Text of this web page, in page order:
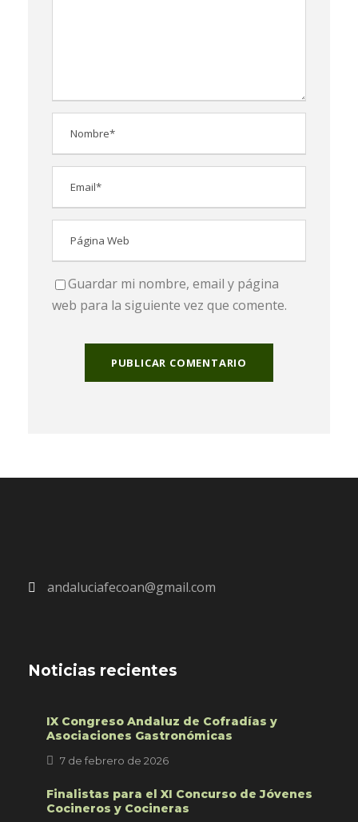
Guardar mi nombre, email y página
web para la siguiente vez que comente.
andaluciafecoan@gmail.com
Noticias recientes
IX Congreso Andaluz de Cofradías y
Asociaciones Gastronómicas
7 de febrero de 2026
Finalistas para el XI Concurso de Jóvenes
Cocineros y Cocineras